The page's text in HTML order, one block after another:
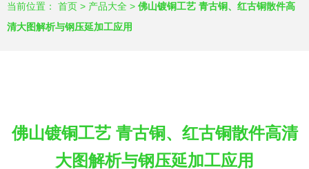
当前位置： 首页 > 产品大全 > 佛山镀铜工艺 青古铜、红古铜散件高
清大图解析与钢压延加工应用
佛山镀铜工艺 青古铜、红古铜散件高清
大图解析与钢压延加工应用